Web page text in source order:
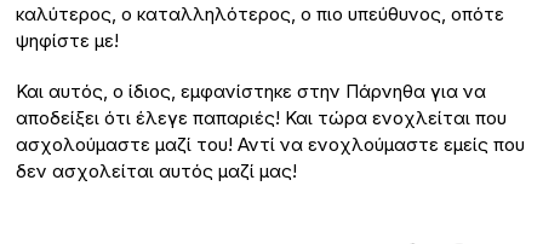
καλύτερος, ο καταλληλότερος, ο πιο υπεύθυνος, οπότε
ψηφίστε με!
Και αυτός, ο ίδιος, εμφανίστηκε στην Πάρνηθα για να
αποδείξει ότι έλεγε παπαριές! Και τώρα ενοχλείται που
ασχολούμαστε μαζί του! Αντί να ενοχλούμαστε εμείς που
δεν ασχολείται αυτός μαζί μας!